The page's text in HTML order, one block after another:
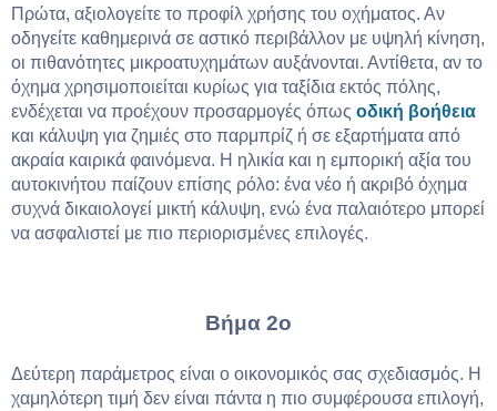
Πρώτα, αξιολογείτε το προφίλ χρήσης του οχήματος. Αν
οδηγείτε καθημερινά σε αστικό περιβάλλον με υψηλή κίνηση,
οι πιθανότητες μικροατυχημάτων αυξάνονται. Αντίθετα, αν το
όχημα χρησιμοποιείται κυρίως για ταξίδια εκτός πόλης,
ενδέχεται να προέχουν προσαρμογές όπως οδική βοήθεια
και κάλυψη για ζημιές στο παρμπρίζ ή σε εξαρτήματα από
ακραία καιρικά φαινόμενα. Η ηλικία και η εμπορική αξία του
αυτοκινήτου παίζουν επίσης ρόλο: ένα νέο ή ακριβό όχημα
συχνά δικαιολογεί μικτή κάλυψη, ενώ ένα παλαιότερο μπορεί
να ασφαλιστεί με πιο περιορισμένες επιλογές.
Βήμα 2ο
Δεύτερη παράμετρος είναι ο οικονομικός σας σχεδιασμός. Η
χαμηλότερη τιμή δεν είναι πάντα η πιο συμφέρουσα επιλογή,